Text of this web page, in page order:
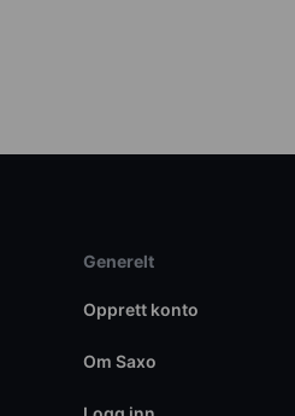
Generelt
Opprett konto
Om Saxo